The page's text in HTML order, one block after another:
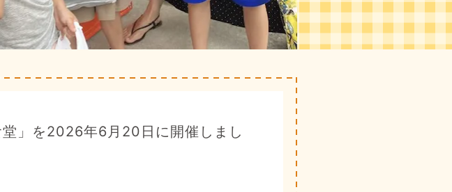
」を2026年6月20日に開催しまし